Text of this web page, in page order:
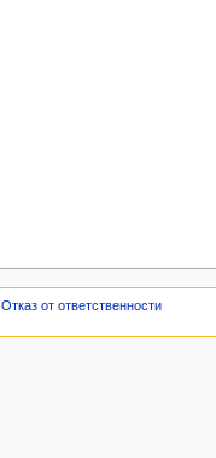
Отказ от ответственности